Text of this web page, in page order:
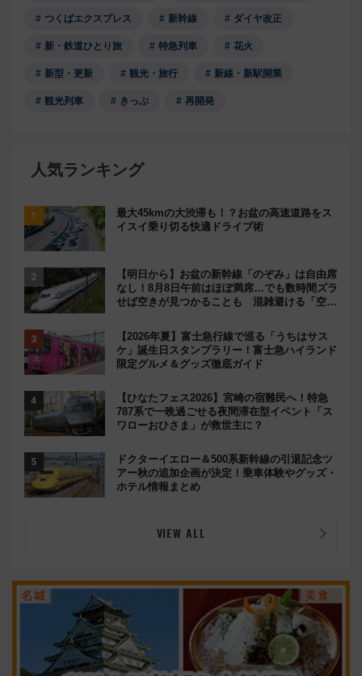
つくばエクスプレス 新幹線 ダイヤ改正
新・鉄道ひとり旅 特急列車 花火
新型・更新 観光・旅行 新線・新駅開業
観光列車 きっぷ 再開発
人気ランキング
最大45kmの大渋滞も！？お盆の高速道路をス
イスイ乗り切る快適ドライブ術
【明日から】お盆の新幹線「のぞみ」は自由席
なし！8月8日午前はほぼ満席…でも数時間ズラ
せば空きが見つかることも 混雑避ける「空
【2026年夏】富士急行線で巡る「うちはサス
ケ」誕生日スタンプラリー！富士急ハイランド
限定グルメ＆グッズ徹底ガイド
【ひなたフェス2026】宮崎の宿難民へ！特急
787系で一晩過ごせる夜間滞在型イベント「ス
ワローおひさま」が救世主に？
ドクターイエロー＆500系新幹線の引退記念ツ
アー秋の追加企画が決定！乗車体験やグッズ・
ホテル情報まとめ
VIEW ALL